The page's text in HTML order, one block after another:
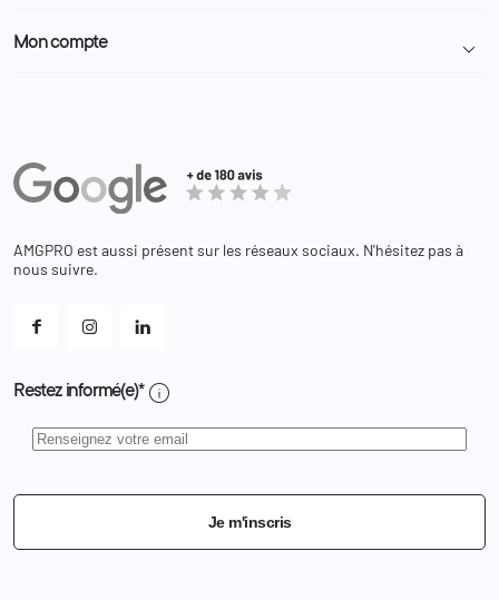
Nous contacter
Administration
Police Municipale | ASVP
Equipements
Bagagerie
Mon compte 
Adresses
Bons de réduction
Et les cookies ?
AMGPRO est aussi présent sur les réseaux sociaux. N'hésitez pas à
nous suivre.
Restez informé(e)* info
Je m'inscris